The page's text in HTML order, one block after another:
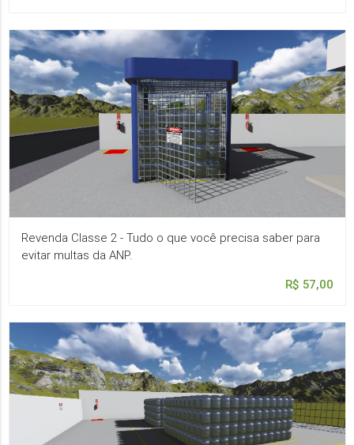
Revenda Classe 2 - Tudo o que você precisa saber para
evitar multas da ANP.
R$ 57,00